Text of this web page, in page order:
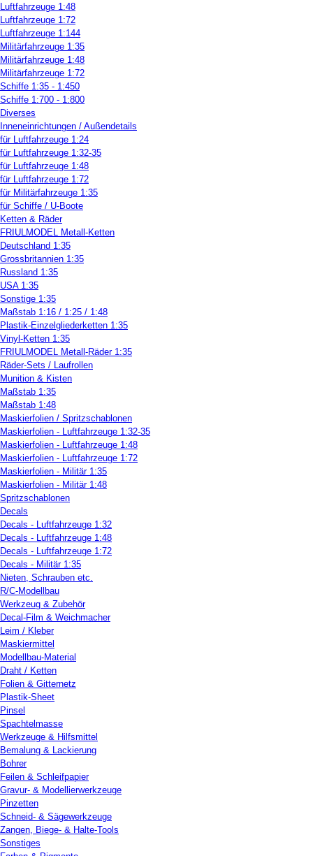
Luftfahrzeuge 1:48
Luftfahrzeuge 1:72
Luftfahrzeuge 1:144
Militärfahrzeuge 1:35
Militärfahrzeuge 1:48
Militärfahrzeuge 1:72
Schiffe 1:35 - 1:450
Schiffe 1:700 - 1:800
Diverses
Inneneinrichtungen / Außendetails
für Luftfahrzeuge 1:24
für Luftfahrzeuge 1:32-35
für Luftfahrzeuge 1:48
für Luftfahrzeuge 1:72
für Militärfahrzeuge 1:35
für Schiffe / U-Boote
Ketten & Räder
FRIULMODEL Metall-Ketten
Deutschland 1:35
Grossbritannien 1:35
Russland 1:35
USA 1:35
Sonstige 1:35
Maßstab 1:16 / 1:25 / 1:48
Plastik-Einzelgliederketten 1:35
Vinyl-Ketten 1:35
FRIULMODEL Metall-Räder 1:35
Räder-Sets / Laufrollen
Munition & Kisten
Maßstab 1:35
Maßstab 1:48
Maskierfolien / Spritzschablonen
Maskierfolien - Luftfahrzeuge 1:32-35
Maskierfolien - Luftfahrzeuge 1:48
Maskierfolien - Luftfahrzeuge 1:72
Maskierfolien - Militär 1:35
Maskierfolien - Militär 1:48
Spritzschablonen
Decals
Decals - Luftfahrzeuge 1:32
Decals - Luftfahrzeuge 1:48
Decals - Luftfahrzeuge 1:72
Decals - Militär 1:35
Nieten, Schrauben etc.
R/C-Modellbau
Werkzeug & Zubehör
Decal-Film & Weichmacher
Leim / Kleber
Maskiermittel
Modellbau-Material
Draht / Ketten
Folien & Gitternetz
Plastik-Sheet
Pinsel
Spachtelmasse
Werkzeuge & Hilfsmittel
Bemalung & Lackierung
Bohrer
Feilen & Schleifpapier
Gravur- & Modellierwerkzeuge
Pinzetten
Schneid- & Sägewerkzeuge
Zangen, Biege- & Halte-Tools
Sonstiges